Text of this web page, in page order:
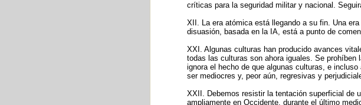
críticas para la seguridad militar y nacional.
XII. La era atómica está llegando a su fin. Una
disuasión, basada en la IA, está a punto de
XXI. Algunas culturas han producido avances
todas las culturas son ahora iguales. Se
ignora el hecho de que algunas culturas, e
ser mediocres y, peor aún, regresivas y
XXII. Debemos resistir la tentación superficial de
ampliamente en Occidente, durante el último